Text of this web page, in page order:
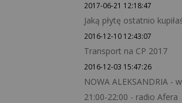
2017-06-21 12:18:47
Jaką płytę ostatnio
2016-12-10 12:43:07
Transport na CP 2017
2016-12-03 15:47:26
NOWA ALEKSANDRIA -
21:00-22:00 - radio Afera